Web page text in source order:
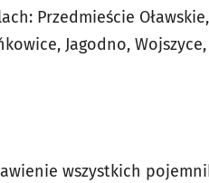
Przedmieście
Jagodno,
wszystkich